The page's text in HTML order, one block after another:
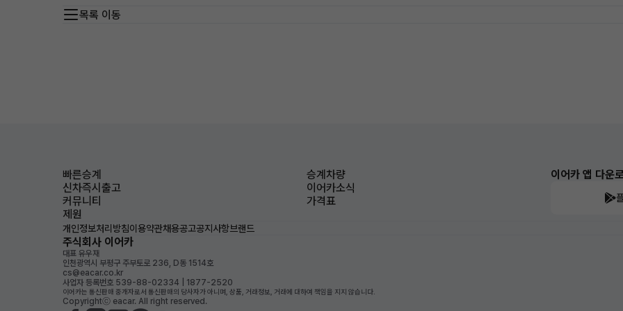
목록 이동
빠른승계
승계차량
신차즉시출고
이어카소식
커뮤니티
가격표
제원
이어카 앱 다운
개인정보처리방침이용약관채용공고공지사항브랜드
주식회사 이어카
대표 유우재
인천광역시 부평구 주부토로 236, D동 1514호
cs@eacar.co.kr
사업자 등록번호 539-88-02334 | 1877-2520
이어카는 통신판매 중개자로서 통신판매의 당사자가 아니며, 상품, 거래정보, 거래에 대하여 책임을 지지 않습니다.
Copyrightⓒ eacar. All right reserved.